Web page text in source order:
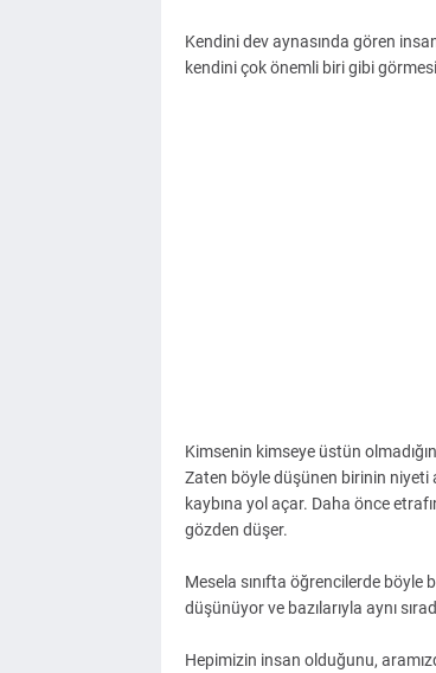
Kendini dev aynasında gören
kendini çok önemli biri gibi
Kimsenin kimseye üstün
Zaten böyle düşünen birinin niyeti
kaybına yol açar. Daha önce
gözden düşer.
Mesela sınıfta öğrencilerde
düşünüyor ve bazılarıyla aynı
Hepimizin insan olduğunu,